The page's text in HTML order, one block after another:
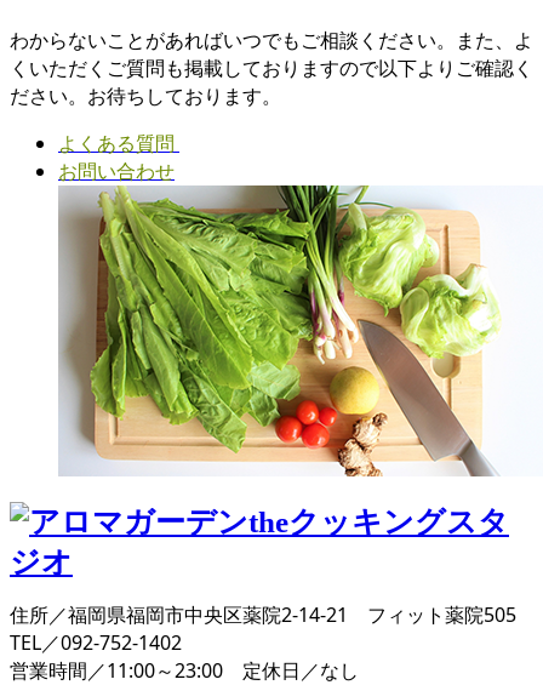
わからないことがあればいつでもご相談ください。また、よ
くいただくご質問も掲載しておりますので以下よりご確認く
ださい。お待ちしております。
よくある質問
お問い合わせ
住所／福岡県福岡市中央区薬院2-14-21 フィット薬院505
TEL／092-752-1402
営業時間／11:00～23:00 定休日／なし